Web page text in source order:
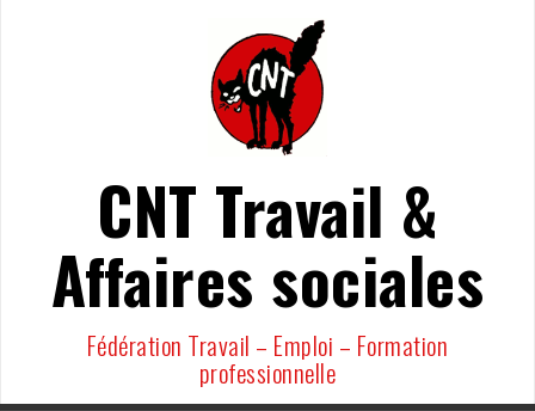
CNT Travail &
Affaires sociales
Fédération Travail – Emploi – Formation
professionnelle